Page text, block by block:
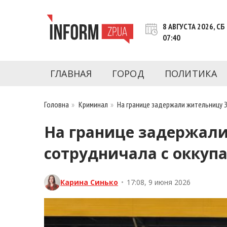
INFORM.ZP.UA – это информационный
последние новости Запорожья и
8 АВГУСТА 2026, СБ
07:40
ГЛАВНАЯ ГОРОД ПОЛИТИКА
Головна » Криминал »На границе задержали жительницу
На границе
сотрудничала с
Карина Синько • 17:08, 9 июня 2026